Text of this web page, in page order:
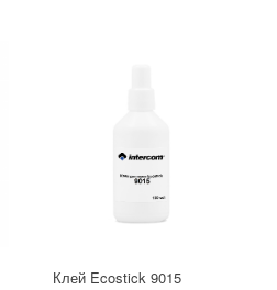
Клей Ecostick 9015